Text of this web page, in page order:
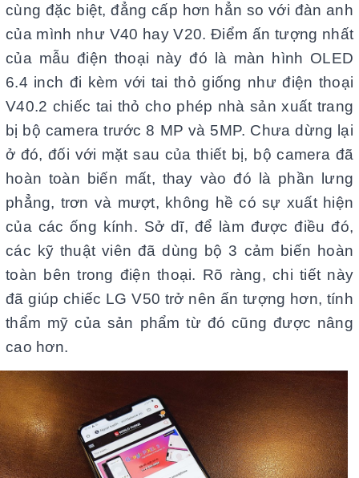
cùng đặc biệt, đẳng cấp hơn hẳn so với đàn anh
của mình như V40 hay V20. Điểm ấn tượng nhất
của mẫu điện thoại này đó là màn hình OLED
6.4 inch đi kèm với tai thỏ giống như điện thoại
V40.2 chiếc tai thỏ cho phép nhà sản xuất trang
bị bộ camera trước 8 MP và 5MP. Chưa dừng lại
ở đó, đối với mặt sau của thiết bị, bộ camera đã
hoàn toàn biến mất, thay vào đó là phần lưng
phẳng, trơn và mượt, không hề có sự xuất hiện
của các ống kính. Sở dĩ, để làm được điều đó,
các kỹ thuật viên đã dùng bộ 3 cảm biến hoàn
toàn bên trong điện thoại. Rõ ràng, chi tiết này
đã giúp chiếc LG V50 trở nên ấn tượng hơn, tính
thẩm mỹ của sản phẩm từ đó cũng được nâng
cao hơn.